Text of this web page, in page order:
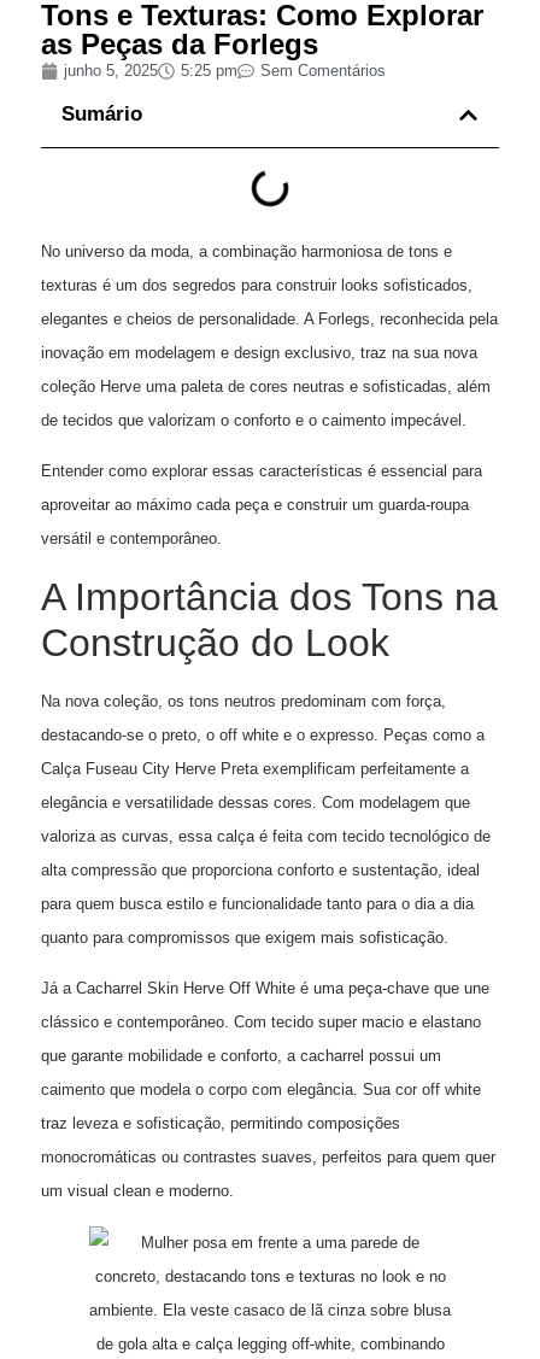
Tons e Texturas: Como Explorar
as Peças da Forlegs
junho 5, 2025 5:25 pm Sem Comentários
Sumário
No universo da moda, a combinação harmoniosa de tons e
texturas é um dos segredos para construir looks sofisticados,
elegantes e cheios de personalidade. A Forlegs, reconhecida pela
inovação em modelagem e design exclusivo, traz na sua nova
coleção Herve uma paleta de cores neutras e sofisticadas, além
de tecidos que valorizam o conforto e o caimento impecável.
Entender como explorar essas características é essencial para
aproveitar ao máximo cada peça e construir um guarda-roupa
versátil e contemporâneo.
A Importância dos Tons na
Construção do Look
Na nova coleção, os tons neutros predominam com força,
destacando-se o preto, o off white e o expresso. Peças como a
Calça Fuseau City Herve Preta exemplificam perfeitamente a
elegância e versatilidade dessas cores. Com modelagem que
valoriza as curvas, essa calça é feita com tecido tecnológico de
alta compressão que proporciona conforto e sustentação, ideal
para quem busca estilo e funcionalidade tanto para o dia a dia
quanto para compromissos que exigem mais sofisticação.
Já a Cacharrel Skin Herve Off White é uma peça-chave que une
clássico e contemporâneo. Com tecido super macio e elastano
que garante mobilidade e conforto, a cacharrel possui um
caimento que modela o corpo com elegância. Sua cor off white
traz leveza e sofisticação, permitindo composições
monocromáticas ou contrastes suaves, perfeitos para quem quer
um visual clean e moderno.